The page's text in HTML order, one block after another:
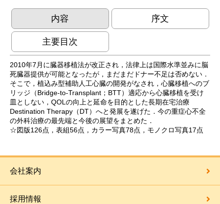
内容 序文
主要目次
2010年7月に臓器移植法が改正され，法律上は国際水準並みに脳
死臓器提供が可能となったが，まだまだドナー不足は否めない．
そこで，植込み型補助人工心臓の開発がなされ，心臓移植へのブ
リッジ（Bridge-to-Transplant；BTT）適応から心臓移植を受け
皿としない，QOLの向上と延命を目的とした長期在宅治療
Destination Therapy（DT）へと発展を遂げた．今の重症心不全
の外科治療の最先端と今後の展望をまとめた．
☆図版126点，表組56点，カラー写真78点，モノクロ写真17点
会社案内
採用情報